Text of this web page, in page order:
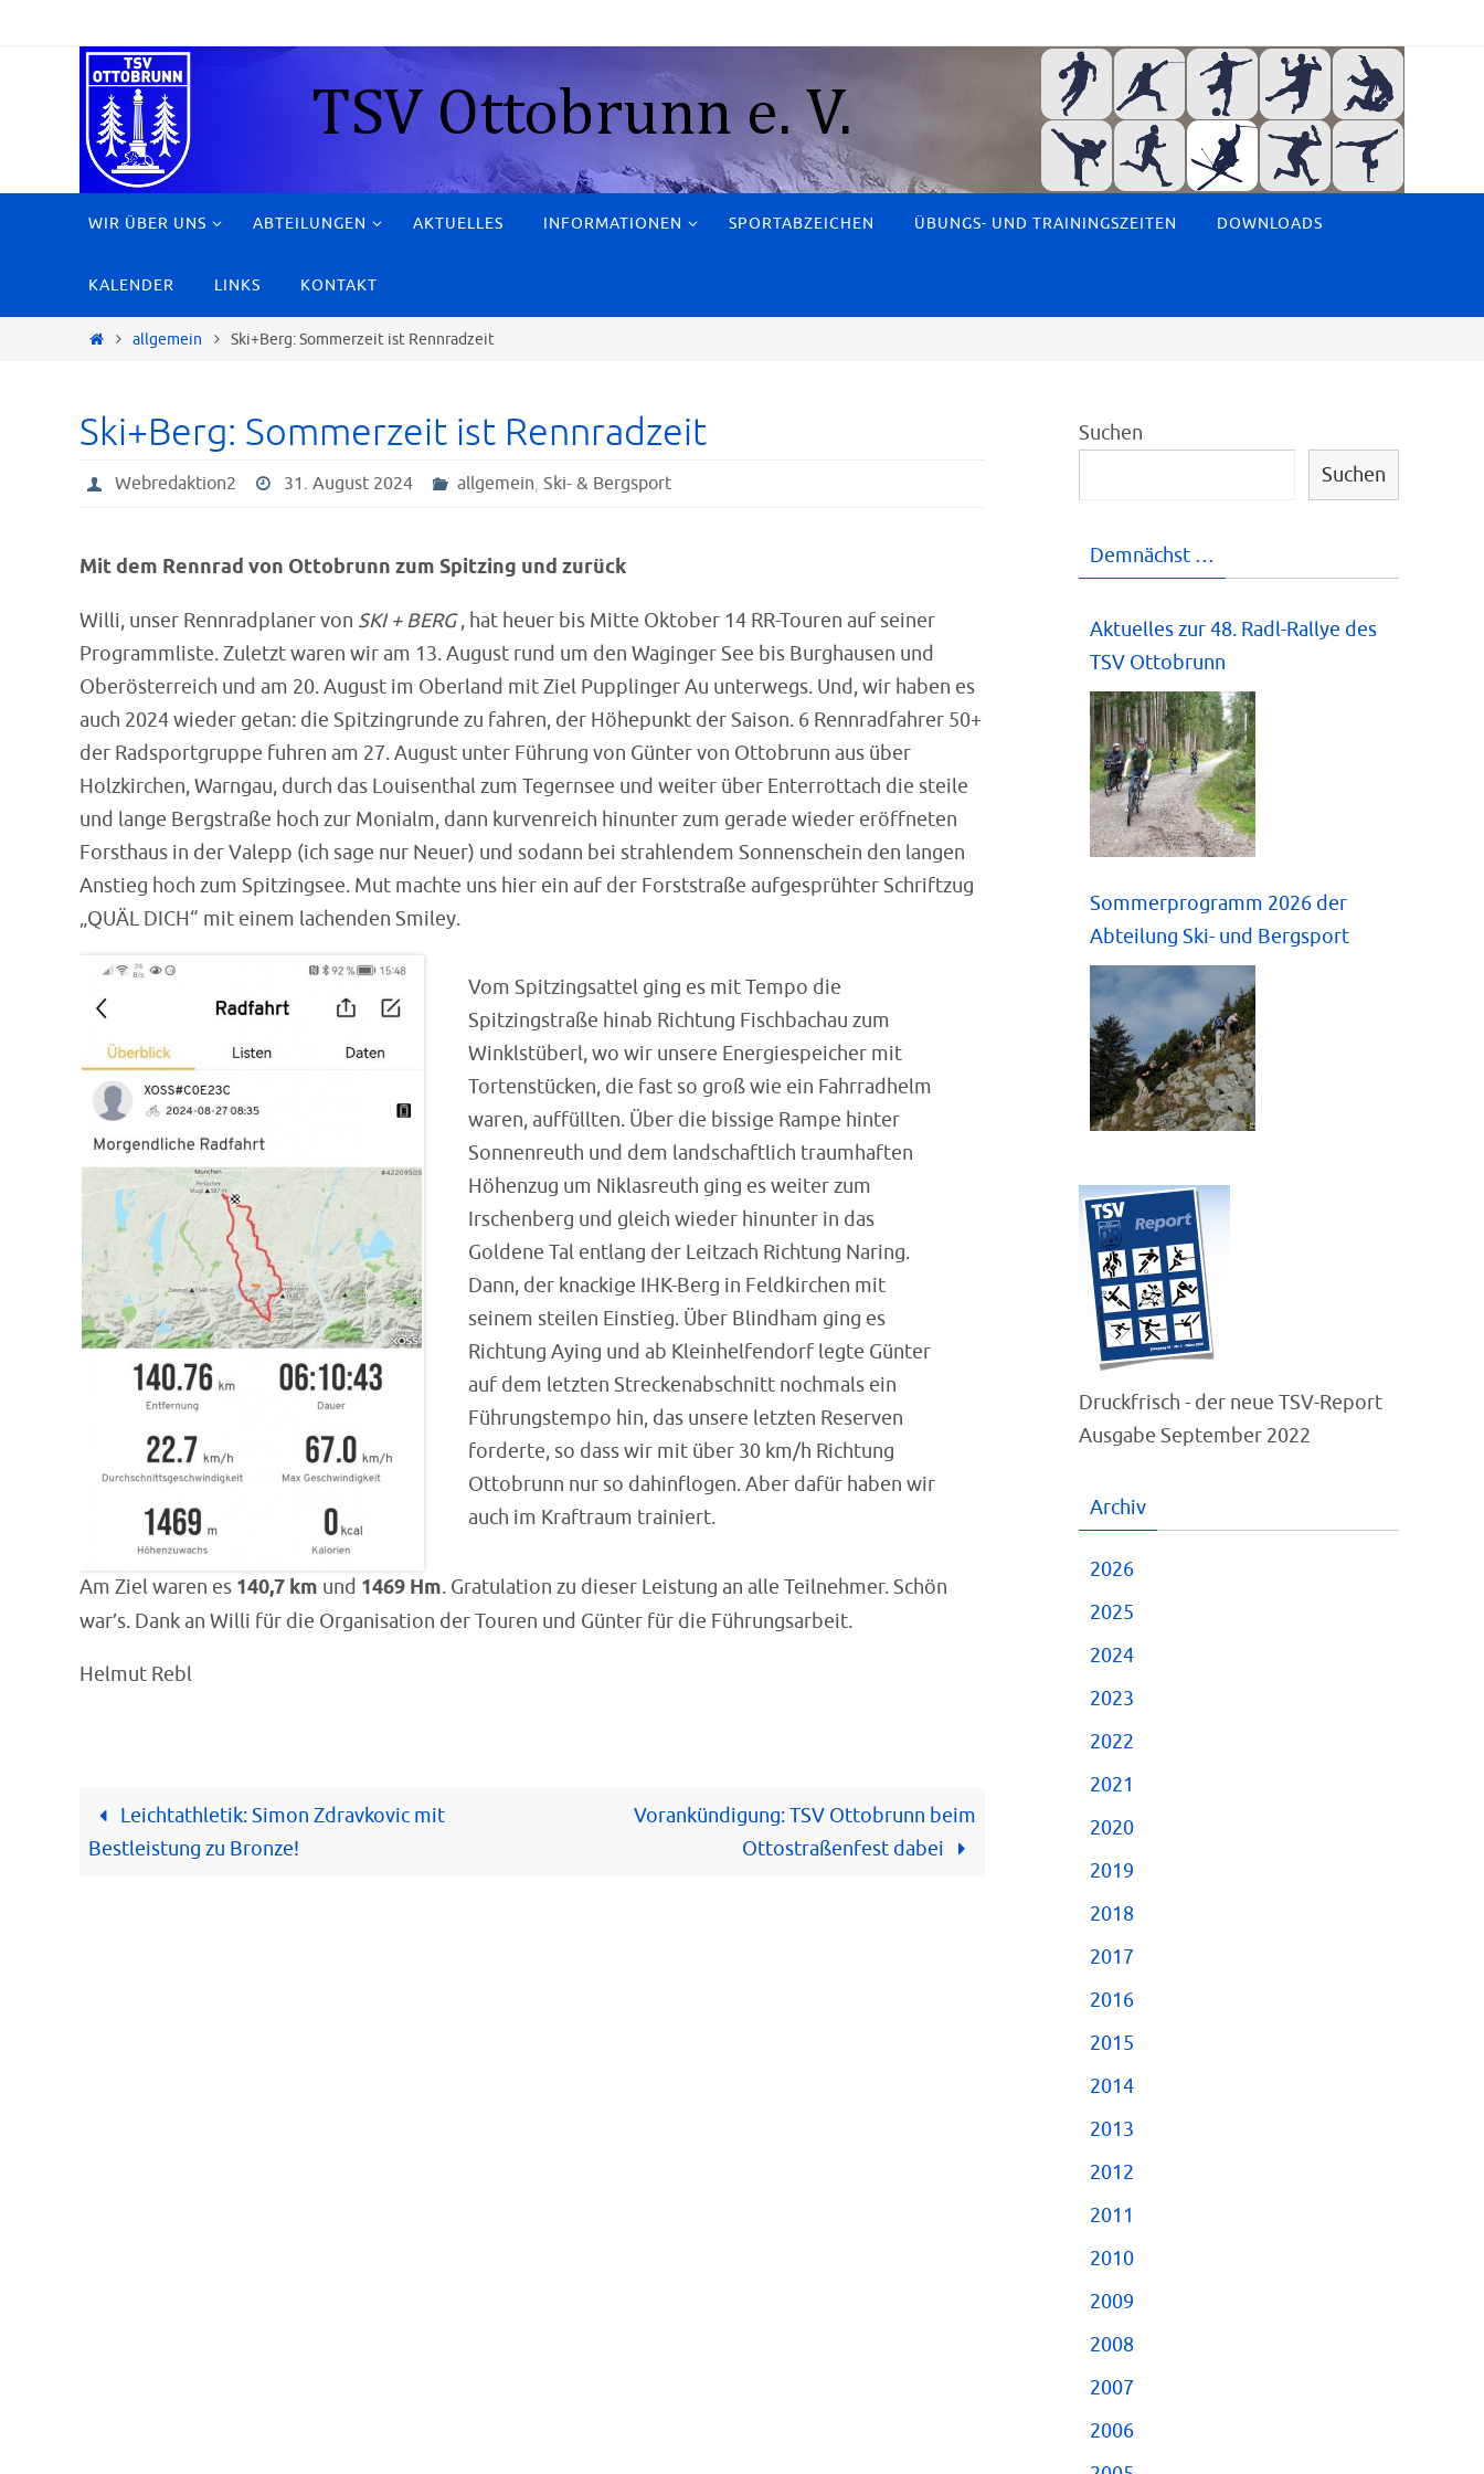
WIR ÜBER UNS ABTEILUNGEN AKTUELLES INFORMATIONEN SPORTABZEICHEN ÜBUNGS- UND TRAININGSZEITEN DOWNLOADS
KALENDER LINKS KONTAKT
Startallgemein Ski+Berg: Sommerzeit ist Rennradzeit
Ski+Berg: Sommerzeit ist Rennradzeit
Webredaktion2 31. August 2024 allgemein,Ski- & Bergsport
Mit dem Rennrad von Ottobrunn zum Spitzing und zurück
Willi, unser Rennradplaner von SKI + BERG, hat heuer bis Mitte Oktober 14 RR-Touren auf seiner
Programmliste. Zuletzt waren wir am 13. August rund um den Waginger See bis Burghausen und
Oberösterreich und am 20. August im Oberland mit Ziel Pupplinger Au unterwegs. Und, wir haben es
auch 2024 wieder getan: die Spitzingrunde zu fahren, der Höhepunkt der Saison. 6 Rennradfahrer 50+
der Radsportgruppe fuhren am 27. August unter Führung von Günter von Ottobrunn aus über
Holzkirchen, Warngau, durch das Louisenthal zum Tegernsee und weiter über Enterrottach die steile
und lange Bergstraße hoch zur Monialm, dann kurvenreich hinunter zum gerade wieder eröffneten
Forsthaus in der Valepp (ich sage nur Neuer) und sodann bei strahlendem Sonnenschein den langen
Anstieg hoch zum Spitzingsee. Mut machte uns hier ein auf der Forststraße aufgesprühter Schriftzug
„QUÄL DICH“ mit einem lachenden Smiley.
Vom Spitzingsattel ging es mit Tempo die
Spitzingstraße hinab Richtung Fischbachau zum
Winklstüberl, wo wir unsere Energiespeicher mit
Tortenstücken, die fast so groß wie ein Fahrradhelm
waren, auffüllten. Über die bissige Rampe hinter
Sonnenreuth und dem landschaftlich traumhaften
Höhenzug um Niklasreuth ging es weiter zum
Irschenberg und gleich wieder hinunter in das
Goldene Tal entlang der Leitzach Richtung Naring.
Dann, der knackige IHK-Berg in Feldkirchen mit
seinem steilen Einstieg. Über Blindham ging es
Richtung Aying und ab Kleinhelfendorf legte Günter
auf dem letzten Streckenabschnitt nochmals ein
Führungstempo hin, das unsere letzten Reserven
forderte, so dass wir mit über 30 km/h Richtung
Ottobrunn nur so dahinflogen. Aber dafür haben wir
auch im Kraftraum trainiert.
Am Ziel waren es 140,7 km und 1469 Hm. Gratulation zu dieser Leistung an alle Teilnehmer. Schön
war’s. Dank an Willi für die Organisation der Touren und Günter für die Führungsarbeit.
Helmut Rebl
Leichtathletik: Simon Zdravkovic mit
Bestleistung zu Bronze!
Vorankündigung: TSV Ottobrunn beim
Ottostraßenfest dabei
Suchen
Suchen
Demnächst …
Aktuelles zur 48. Radl-Rallye des
TSV Ottobrunn
Sommerprogramm 2026 der
Abteilung Ski- und Bergsport
Druckfrisch - der neue TSV-Report
Ausgabe September 2022
Archiv
2026
2025
2024
2023
2022
2021
2020
2019
2018
2017
2016
2015
2014
2013
2012
2011
2010
2009
2008
2007
2006